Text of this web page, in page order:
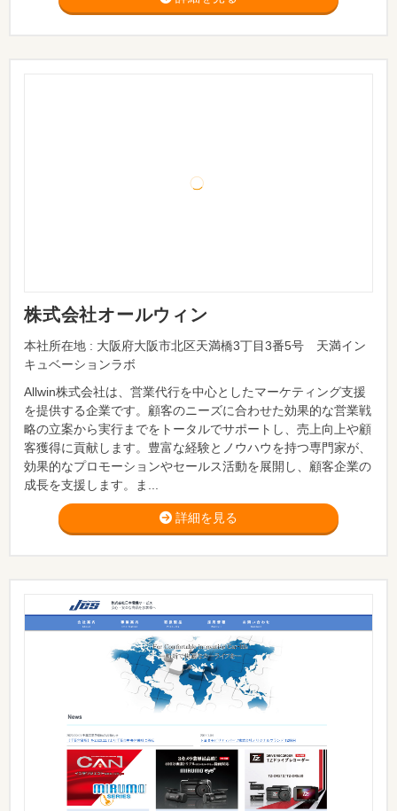
株式会社オールウィン
本社所在地 : 大阪府大阪市北区天満橋3丁目3番5号 天満イン
キュベーションラボ
Allwin株式会社は、営業代行を中心としたマーケティング支援
を提供する企業です。顧客のニーズに合わせた効果的な営業戦
略の立案から実行までをトータルでサポートし、売上向上や顧
客獲得に貢献します。豊富な経験とノウハウを持つ専門家が、
効果的なプロモーションやセールス活動を展開し、顧客企業の
成長を支援します。ま...
詳細を見る